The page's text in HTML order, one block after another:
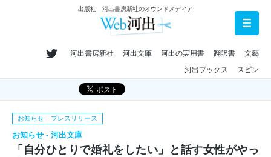
出版社 河出書房新社のオウンドメディア
河出書房新社 河出文庫 河出の実用書 翻訳書
文藝
河出ブックス
スピン
お知らせ プレスリリース
お知らせ - 河出文庫
「自分ひとりで婚礼をしたい」と話す女性がやっ